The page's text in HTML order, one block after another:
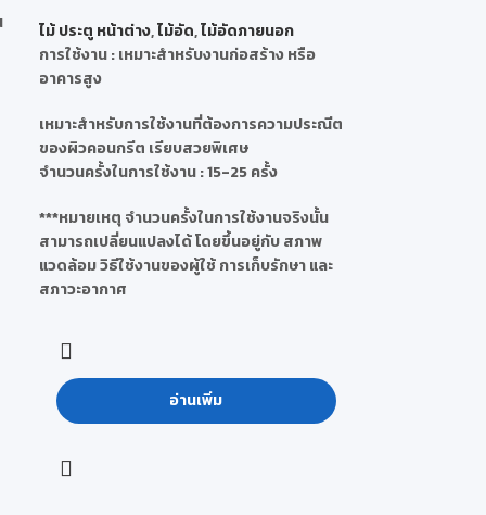
ไม้ ประตู หน้าต่าง,ไม้อัด,ไม้อัดภายนอก
การใช้งาน : เหมาะสำหรับงานก่อสร้าง หรือ
อาคารสูง
เหมาะสำหรับการใช้งานที่ต้องการความประณีต
ของผิวคอนกรีต เรียบสวยพิเศษ
จำนวนครั้งในการใช้งาน : 15-25 ครั้ง
***หมายเหตุ จำนวนครั้งในการใช้งานจริงนั้น
สามารถเปลี่ยนแปลงได้ โดยขึ้นอยู่กับ สภาพ
แวดล้อม วิธีใช้งานของผู้ใช้ การเก็บรักษา และ
สภาวะอากาศ
อ่านเพิ่ม